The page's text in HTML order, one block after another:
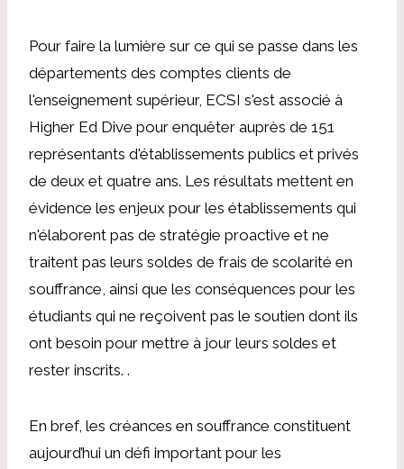
Pour faire la lumière sur ce qui se passe dans les
départements des comptes clients de
l'enseignement supérieur, ECSI s'est associé à
Higher Ed Dive pour enquêter auprès de 151
représentants d'établissements publics et privés
de deux et quatre ans. Les résultats mettent en
évidence les enjeux pour les établissements qui
n'élaborent pas de stratégie proactive et ne
traitent pas leurs soldes de frais de scolarité en
souffrance, ainsi que les conséquences pour les
étudiants qui ne reçoivent pas le soutien dont ils
ont besoin pour mettre à jour leurs soldes et
rester inscrits. .
En bref, les créances en souffrance constituent
aujourd’hui un défi important pour les